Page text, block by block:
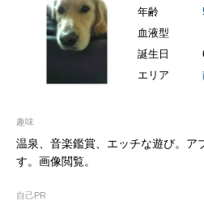
年齢
血液型
誕生日
エリア
趣味
温泉、音楽鑑賞、エッチな遊び。ア
す。画像閲覧。
自己PR